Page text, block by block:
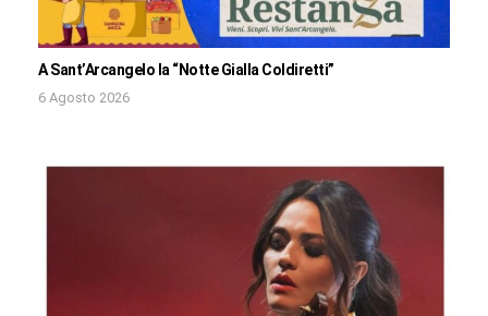
A Sant’Arcangelo la “Notte Gialla Coldiretti”
6 Agosto 2026